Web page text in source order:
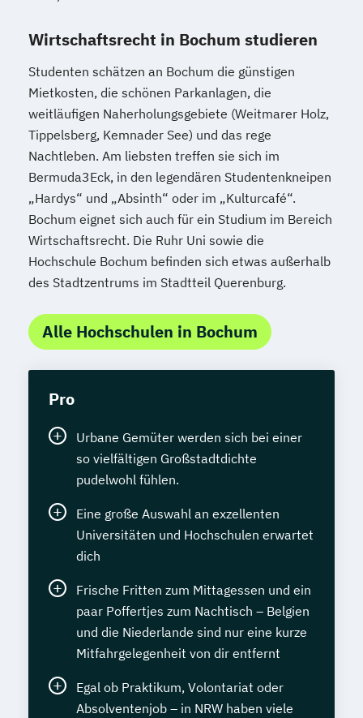
Wirtschaftsrecht in Bochum studieren
Studenten schätzen an Bochum die günstigen
Mietkosten, die schönen Parkanlagen, die
weitläufigen Naherholungsgebiete (Weitmarer Holz,
Tippelsberg, Kemnader See) und das rege
Nachtleben. Am liebsten treffen sie sich im
Bermuda3Eck, in den legendären Studentenkneipen
„Hardys“ und „Absinth“ oder im „Kulturcafé“.
Bochum eignet sich auch für ein Studium im Bereich
Wirtschaftsrecht. Die Ruhr Uni sowie die
Hochschule Bochum befinden sich etwas außerhalb
des Stadtzentrums im Stadtteil Querenburg.
Alle Hochschulen in Bochum
Pro
Urbane Gemüter werden sich bei einer
so vielfältigen Großstadtdichte
pudelwohl fühlen.
Eine große Auswahl an exzellenten
Universitäten und Hochschulen erwartet
dich
Frische Fritten zum Mittagessen und ein
paar Poffertjes zum Nachtisch – Belgien
und die Niederlande sind nur eine kurze
Mitfahrgelegenheit von dir entfernt
Egal ob Praktikum, Volontariat oder
Absolventenjob – in NRW haben viele